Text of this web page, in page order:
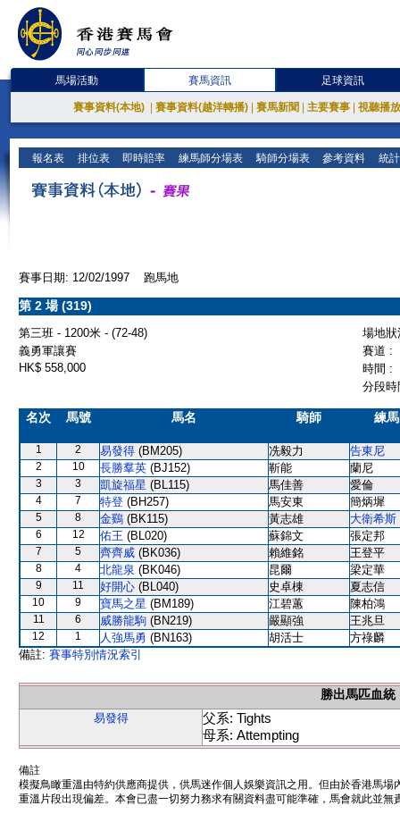
馬場活動 賽馬資訊 足球資訊
賽事資料(本地) 賽事資料(越洋轉播) 賽馬新聞 主要賽事 視聽播
報名表 排位表 即時賠率 練馬師分場表 騎師分場表 參考資料 統
賽事日期: 12/02/1997 跑馬地
第 2 場 (319)
第三班 - 1200米 - (72-48)
場地
義勇軍讓賽
賽道 :
HK$ 558,000
時間 :
分段
名次 馬號 馬名 騎師 練
1 2 易發得 (BM205) 冼毅力 告東尼
2 10 長勝羣英 (BJ152) 靳能 蘭尼
3 3 凱旋福星 (BL115) 馬佳善 愛倫
4 7 特登 (BH257) 馬安東 簡炳墀
5 8 金鷄 (BK115) 黃志雄 大衛希斯
6 12 佑王 (BL020) 蘇錦文 張定邦
7 5 齊齊威 (BK036) 賴維銘 王登平
8 4 北龍泉 (BK046) 昆爾 梁定華
9 11 好開心 (BL040) 史卓棟 夏志信
10 9 寶馬之星 (BM189) 江碧蕙 陳柏鴻
11 6 威勝龍駒 (BN219) 嚴顯強 王兆旦
12 1 人強馬勇 (BN163) 胡活士
方祿麟
備註: 賽事特別情況索引
勝出馬匹血統
易發得
父系: Tights
母系: Attempting
備註
模擬鳥瞰重溫由特約供應商提供，供馬迷作個人娛樂資訊之用。但由於香港馬
重溫片段出現偏差。本會已盡一切努力務求有關資料盡可能準確，馬會就此並